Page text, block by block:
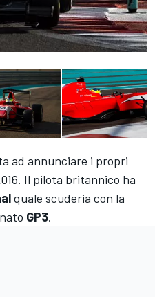
ad annunciare i propri
Il pilota britannico ha
quale scuderia con la
GP3.